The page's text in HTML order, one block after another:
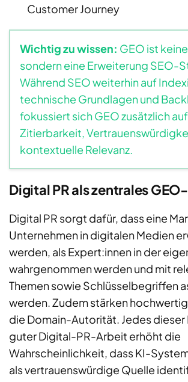
Customer Journey
Wichtig zu wissen: GEO ist
sondern eine Erweiterung SEO-
Während SEO weiterhin auf
technische Grundlagen und
fokussiert sich GEO zusätzlich auf
Zitierbarkeit,
kontextuelle Relevanz.
Digital PR als zentrales
Digital PR sorgt dafür, dass eine
Unternehmen in digitalen Medien
werden, als Expert:innen in der
wahrgenommen werden und mit
Themen sowie Schlüsselbegriffen
werden. Zudem stärken
die Domain-Autorität. Jedes dieser
guter Digital-PR-Arbeit erhöht die
Wahrscheinlichkeit, dass KI-
als vertrauenswürdige Quelle